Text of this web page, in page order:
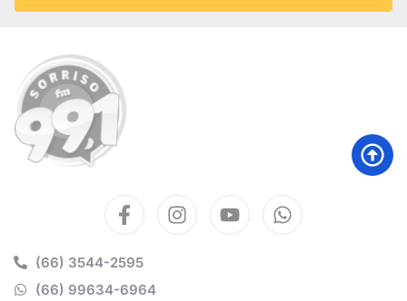
(66) 3544-2595
(66) 99634-6964